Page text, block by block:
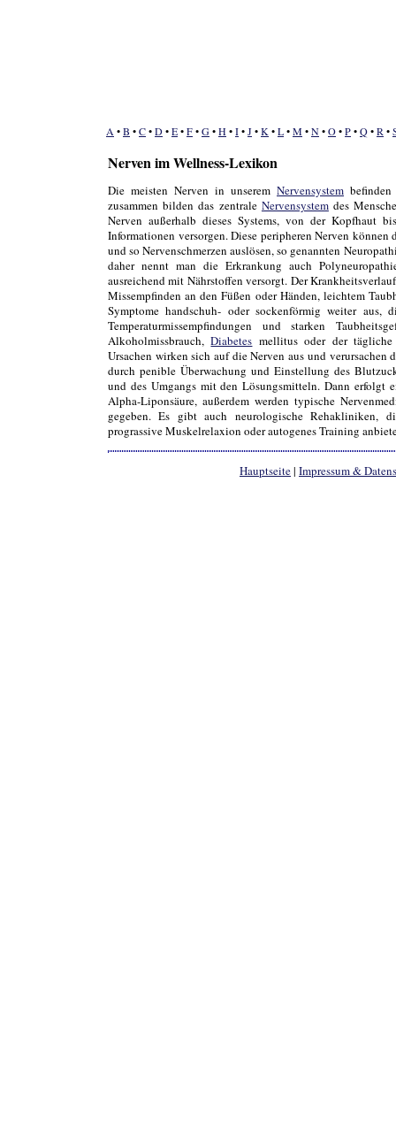
Nerven im Wellness-Lexikon
Die meisten Nerven in unserem Nervensystem
zusammen bilden das zentrale Nervensystemdes
Nerven außerhalb dieses Systems, von der Kopfhaut
Informationen versorgen. Diese peripheren Nerven können
und so Nervenschmerzen auslösen, so genannten
daher nennt man die Erkrankung auch
ausreichend mit Nährstoffen versorgt. Der
Missempfinden an den Füßen oder Händen, leichtem
Symptome handschuh- oder sockenförmig weiter aus,
Temperaturmissempfindungen und starken
Alkoholmissbrauch,Diabetes mellitus oder der
Ursachen wirken sich auf die Nerven aus und verursachen
durch penible Überwachung und Einstellung des
und des Umgangs mit den Lösungsmitteln. Dann erfolgt
Alpha-Liponsäure, außerdem werden typische
gegeben. Es gibt auch neurologische Rehakliniken,
prograssive Muskelrelaxion oder autogenes Training
Hauptseite| Impressum &
A •B •C•D•E•F•G•H•I•J•K •L•M•N•O•P•Q•R •